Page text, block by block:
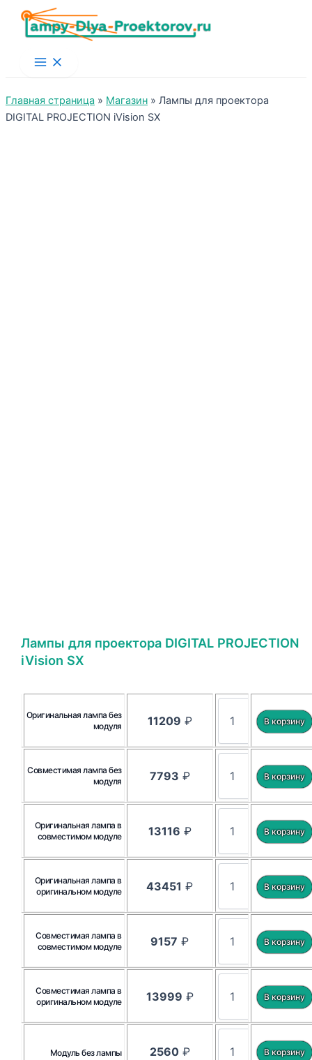
Main
Menu
Главная страница » Магазин » Лампы для проектора
DIGITAL PROJECTION iVision SX
Лампы для проектора DIGITAL PROJECTION
iVision SX
Оригинальная лампа без
модуля
11209 ₽
Совместимая лампа без
модуля
7793 ₽
Оригинальная лампа в
совместимом модуле
13116 ₽
Оригинальная лампа в
оригинальном модуле
43451 ₽
Совместимая лампа в
совместимом модуле
9157 ₽
Совместимая лампа в
оригинальном модуле
13999 ₽
Модуль без лампы 2560₽